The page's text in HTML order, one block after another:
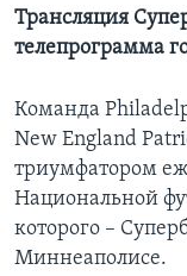
Языки
Трансляция
телепрограмма
Команда
New England
триумфатором
Национальной
которого –
Миннеаполисе.